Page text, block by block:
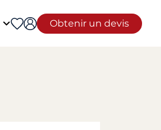
Obtenir un devis